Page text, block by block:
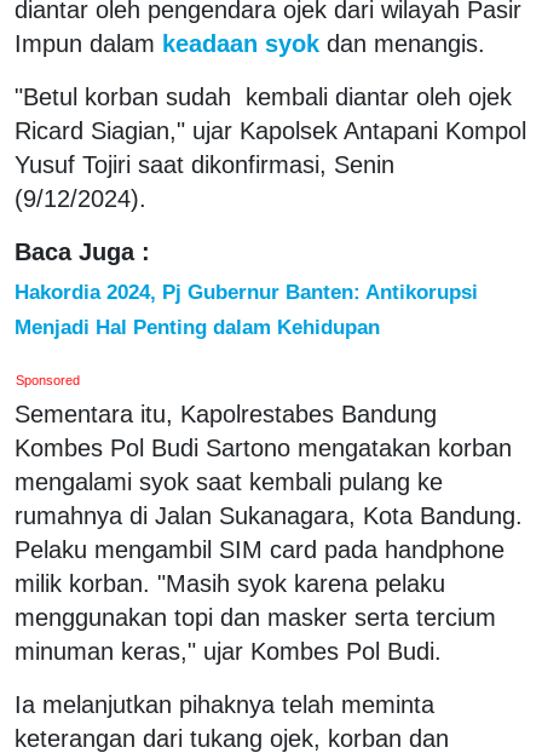
diantar oleh pengendara ojek dari wilayah Pasir
Impun dalam keadaan syok dan menangis.
"Betul korban sudah kembali diantar oleh ojek
Ricard Siagian," ujar Kapolsek Antapani Kompol
Yusuf Tojiri saat dikonfirmasi, Senin
(9/12/2024).
Baca Juga :
Hakordia 2024, Pj Gubernur Banten: Antikorupsi
Menjadi Hal Penting dalam Kehidupan
Sponsored
Sementara itu, Kapolrestabes Bandung
Kombes Pol Budi Sartono mengatakan korban
mengalami syok saat kembali pulang ke
rumahnya di Jalan Sukanagara, Kota Bandung.
Pelaku mengambil SIM card pada handphone
milik korban. "Masih syok karena pelaku
menggunakan topi dan masker serta tercium
minuman keras," ujar Kombes Pol Budi.
Ia melanjutkan pihaknya telah meminta
keterangan dari tukang ojek, korban dan